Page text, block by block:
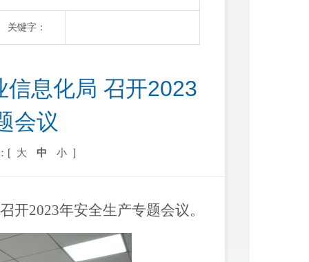
关键字：
息化局 召开2023
会议
[ 大 中 小 ]
召开2023年安全生产专题会议。